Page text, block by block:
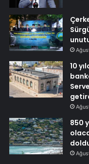
10
850